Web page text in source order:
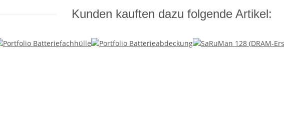
Kunden kauften dazu folgende Artikel: